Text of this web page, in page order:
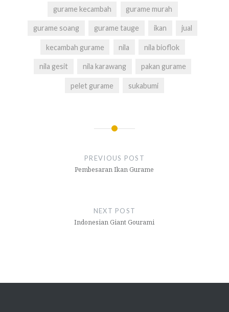
gurame kecambah gurame murah
gurame soang gurame tauge ikan jual
kecambah gurame nila nila bioflok
nila gesit nila karawang pakan gurame
pelet gurame sukabumi
PREVIOUS POST
Pembesaran Ikan Gurame
NEXT POST
Indonesian Giant Gourami